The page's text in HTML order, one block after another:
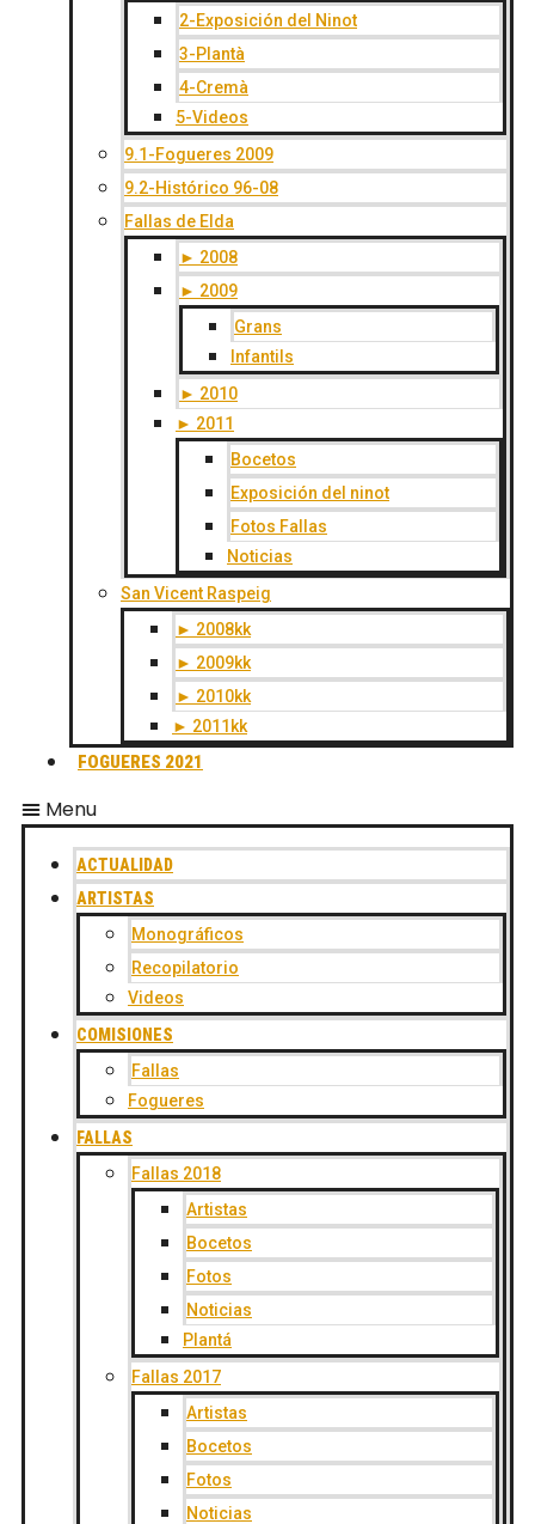
2-Exposición del Ninot
3-Plantà
4-Cremà
5-Videos
9.1-Fogueres 2009
9.2-Histórico 96-08
Fallas de Elda
► 2008
► 2009
Grans
Infantils
► 2010
► 2011
Bocetos
Exposición del ninot
Fotos Fallas
Noticias
San Vicent Raspeig
► 2008kk
► 2009kk
► 2010kk
► 2011kk
FOGUERES 2021
Menu
ACTUALIDAD
ARTISTAS
Monográficos
Recopilatorio
Videos
COMISIONES
Fallas
Fogueres
FALLAS
Fallas 2018
Artistas
Bocetos
Fotos
Noticias
Plantá
Fallas 2017
Artistas
Bocetos
Fotos
Noticias